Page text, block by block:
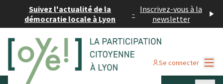
Suivez l'actualité de la
démocratie locale à Lyon
- Inscrivez-vous à la
newsletter
Se connecter